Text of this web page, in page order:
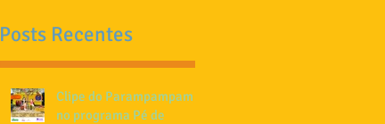
Posts Recentes
Clipe do Parampampam
no programa Pé de